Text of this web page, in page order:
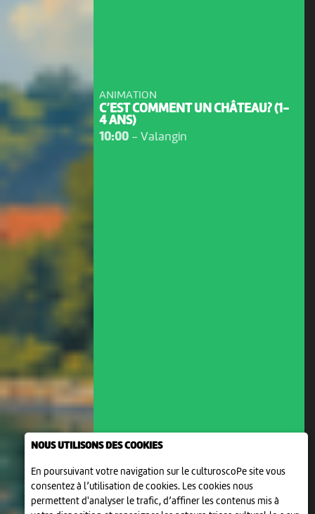
NOUS UTILISONS DES COOKIES
En poursuivant votre navigation sur le culturoscoPe site vous
consentez à l’utilisation de cookies. Les cookies nous
permettent d'analyser le trafic, d’affiner les contenus mis à
ANIMATION
C’EST COMMENT UN CHÂTEAU? (1-
4 ANS)
10:00- Valangin